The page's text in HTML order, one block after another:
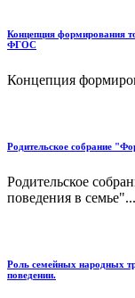
Концепция формирования
ФГОС
Концепция
Родительское собрание
Родительское
поведения в семье"...
Роль семейных народных
поведении.